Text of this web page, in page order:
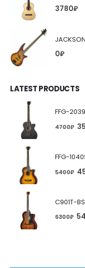
3780₽
0₽
LATEST PRODUCTS
FFG-
4700₽
5400₽
6300₽